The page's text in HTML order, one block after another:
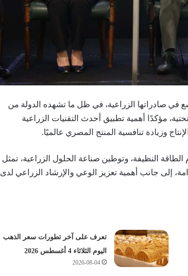
في صادراتها الزراعية، في ظل ما تشهده الدولة من
مؤكدًا أهمية تطبيق أحدث التقنيات الزراعية
وزيادة تنافسية المنتج المصري عالميًا.
النظيفة، وتوطين صناعة الحلول الزراعية، تمثل
إلى جانب أهمية تعزيز الوعي والإرشاد الزراعي لدى
تعرف على آخر تطورات سعر الذهب
اليوم الثلاثاء 4 أغسطس 2026
2026-08-04